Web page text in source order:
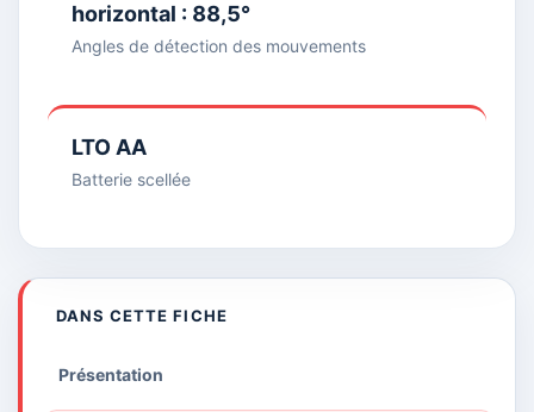
horizontal : 88,5°
Angles de détection des mouvements
LTO AA
Batterie scellée
DANS CETTE FICHE
Présentation